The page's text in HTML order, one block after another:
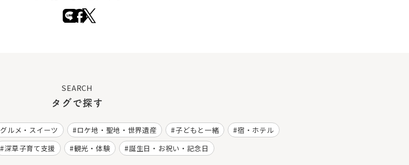
SEARCH
タグで探す
グルメ・スイーツ ロケ地・聖地・世界遺産 子どもと一緒
宿・ホテル
深草子育て支援 観光・体験 誕生日・お祝い・記念日